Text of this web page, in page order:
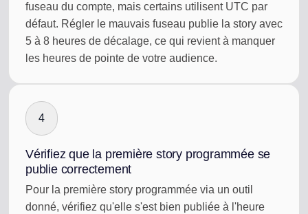
fuseau du compte, mais certains utilisent UTC par
défaut. Régler le mauvais fuseau publie la story avec
5 à 8 heures de décalage, ce qui revient à manquer
les heures de pointe de votre audience.
4
Vérifiez que la première story programmée se
publie correctement
Pour la première story programmée via un outil
donné, vérifiez qu'elle s'est bien publiée à l'heure